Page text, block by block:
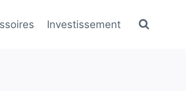
Investissement